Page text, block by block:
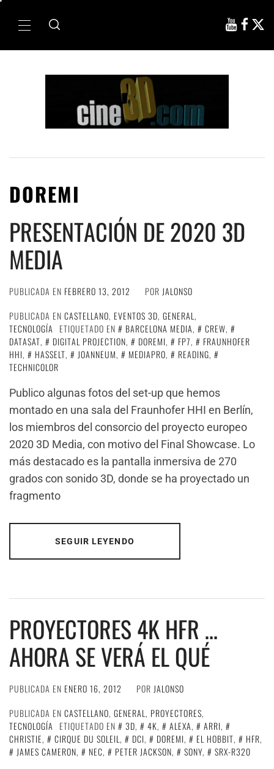
Menú
DOREMI
PRESENTACIÓN DE 2020 3D
MEDIA
PUBLICADA EN FEBRERO 13, 2012 POR JALONSO
PUBLICADA EN CASTELLANO, EVENTOS 3D, GENERAL,
TECNOLOGÍA
ETIQUETADO EN BARCELONA MEDIA, CREW,
DATASAT, DIGITAL PROJECTION, DOREMI, FP7,
FRAUNHOFER
HHI, HASSELT, JOANNEUM, MEDIAPRO, READING,
TECHNICOLOR
Publico algunas fotos del set-up que hemos
montado en una sala del Fraunhofer HHI en Berlín,
los miembros del consorcio del proyecto europeo
2020 3D Media, con motivo del Final Showcase. Lo
más destacado es la pantalla inmersiva de 270
grados con sonido 3D, donde se ha proyectado un
fragmento
SEGUIR LEYENDO
PROYECTORES 4K HFR …
AHORA SE VERÁ EL QUÉ
PUBLICADA EN ENERO 16, 2012 POR JALONSO
PUBLICADA EN CASTELLANO, GENERAL, PROYECTORES,
TECNOLOGÍA
ETIQUETADO EN 3D, 4K, ALEXA, ARRI,
CHRISTIE, CIRQUE DU SOLEIL, DCI, DOREMI, EL HOBBIT, HFR,
JAMES CAMERON, NEC, PETER JACKSON, SONY,
SRX-R320